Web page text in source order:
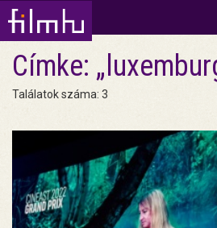
Címke:
Találatok száma: 3